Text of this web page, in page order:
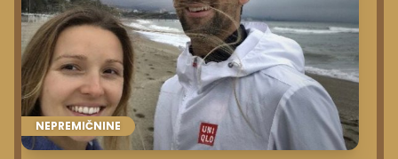
NEPREMIČNINE